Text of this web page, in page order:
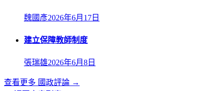
魏國彥2026年6月17日
建立保障教師制度
張瑞雄2026年6月8日
查看更多 國政評論 →